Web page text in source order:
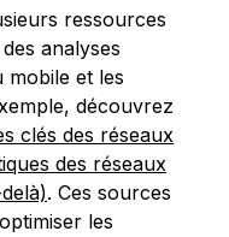
ressources
analyses
mobile et les
découvrez
clés des réseaux
des réseaux
. Ces sources
les